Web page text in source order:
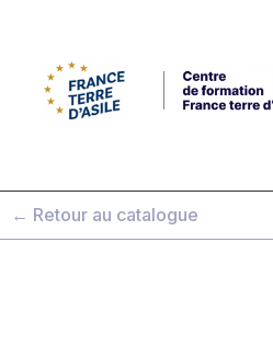
← Retour au catalogue